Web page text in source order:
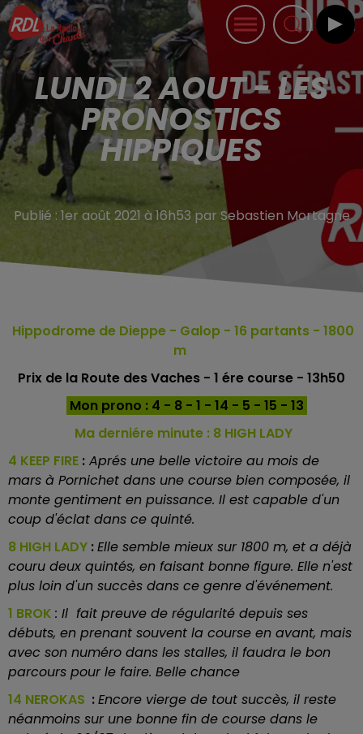
LUNDI 2 AOUT - LES
PRONOSTICS
HIPPIQUES
Publié : 1er août 2021 à 16h53 par Sebastien Mortagne
Hippodrome de Dieppe - Galop - 16 partants - 1800
m
Prix de la Route des Vaches - 1 ére course - 13h50
Mon prono : 4 - 8 - 1 - 14 - 5 - 15 - 13
Ma derniére minute :8 HIGH LADY
4 KEEP FIRE : Aprés une belle victoire au mois de
mars à Pornichet dans une course bien composée, il
monte gentiment en puissance. Il est capable d'un
coup d'éclat dans ce quinté.
8 HIGH LADY :Elle semble mieux sur 1800 m, et a déjà
couru deux quintés, en faisant bonne figure. Elle n'est
plus loin d'un succès dans ce genre d'événement.
1 BROK : Il fait preuve de régularité depuis ses
débuts, en prenant souvent la course en avant, mais
avec son numéro dans les stalles, il faudra le bon
parcours pour le faire. Belle chance
14 NEROKAS :Encore vierge de tout succès, il reste
néanmoins sur une bonne fin de course dans le